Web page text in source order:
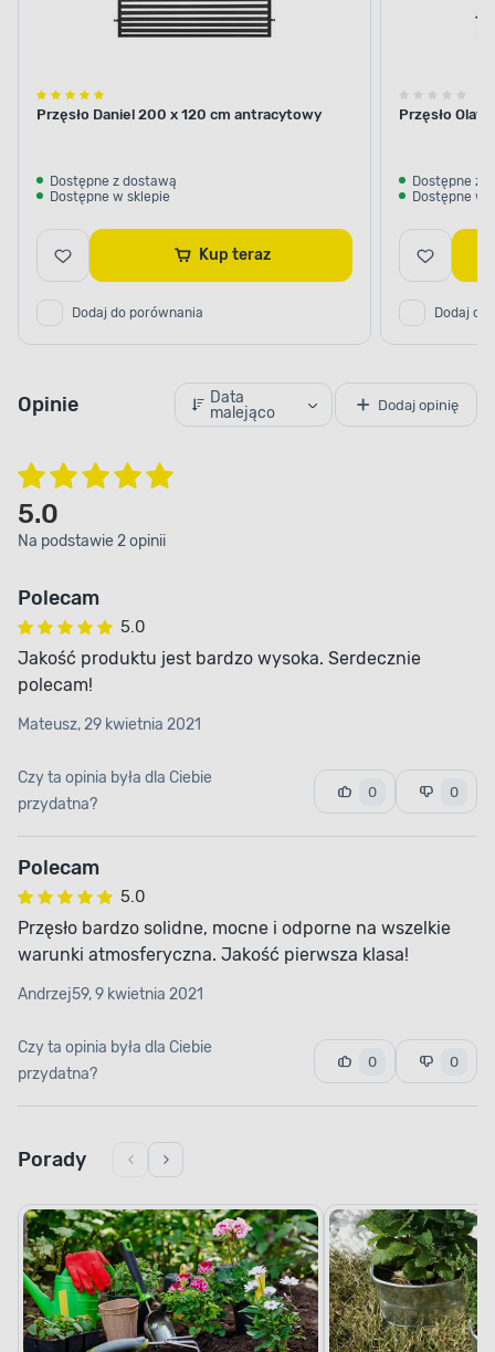
Przęsło Daniel 200 x 120 cm antracytowy
Dostępne z dostawą
Dostępne w sklepie
Kup teraz
Dodaj do porównania
Przęsło Olaf
Dostępne z
Dostępne w
Dodaj do
Opinie
Data
malejąco
Dodaj opinię
5.0
Na podstawie 2 opinii
Polecam
5.0
Jakość produktu jest bardzo wysoka. Serdecznie
polecam!
Mateusz, 29 kwietnia 2021
Czy ta opinia była dla Ciebie
przydatna?
0 0
Polecam
5.0
Przęsło bardzo solidne, mocne i odporne na wszelkie
warunki atmosferyczna. Jakość pierwsza klasa!
Andrzej59, 9 kwietnia 2021
Czy ta opinia była dla Ciebie
przydatna?
0 0
Porady